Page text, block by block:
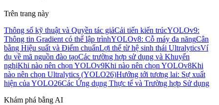
Trên trang này
Thông số kỹ thuật và Quyền tác giảCải tiến kiến trúcYOLOv9:
Thông tin Gradient có thể lập trìnhYOLOv8: Cỗ máy đa năngCân
bằng Hiệu suất và Điểm chuẩnLợi thế từ hệ sinh thái UltralyticsVí
dụ về mã nguồn đào tạoCác trường hợp sử dụng và Khuyến
nghịKhi nào nên chọn YOLOv9Khi nào nên chọn YOLOv8Khi
nào nên chọn Ultralytics (YOLO26)Hướng tới tương lai: Sự xuất
hiện của YOLO26Các Ứng dụng Thực tế và Trường hợp Sử dụng
Khám phá bằng AI